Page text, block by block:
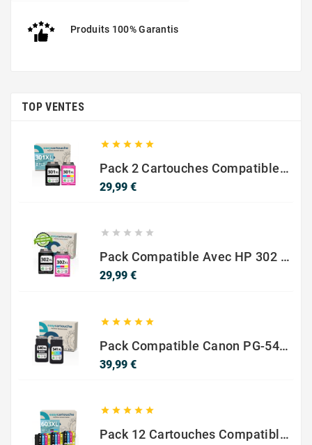
Produits 100% Garantis
TOP VENTES
    
Pack 2 Cartouches Compatible Avec HP 301 XL Noir Et Couleur
29,99 €Prix
    
Pack Compatible Avec HP 302 XL Noir Et Couleur - SANS NIVEAU ENCRE
29,99 €Prix
    
Pack Compatible Canon PG-540 XL / CL-541 XL – Noir & Couleur – Haute Capacité
39,99 €Prix
    
Pack 12 Cartouches Compatible EPSON 603XL